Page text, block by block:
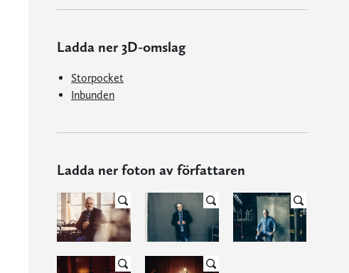
Ladda ner 3D-omslag
Storpocket
Inbunden
Ladda ner foton av författaren